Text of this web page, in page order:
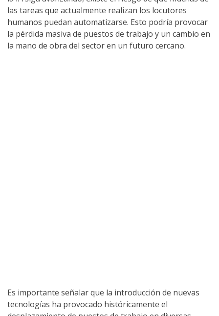
las tareas que actualmente realizan los locutores
humanos puedan automatizarse. Esto podría provocar
la pérdida masiva de puestos de trabajo y un cambio en
la mano de obra del sector en un futuro cercano.
Es importante señalar que la introducción de nuevas
tecnologías ha provocado históricamente el